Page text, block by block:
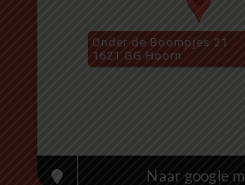
Onder de Boompjes 21
1621 GG Hoorn
Naar google